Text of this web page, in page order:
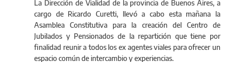
La Dirección de Vialidad de la provincia de Buenos Aires, a
cargo de Ricardo Curetti, llevó a cabo esta mañana la
Asamblea Constitutiva para la creación del Centro de
Jubilados y Pensionados de la repartición que tiene por
finalidad reunir a todos los ex agentes viales para ofrecer un
espacio común de intercambio y experiencias.